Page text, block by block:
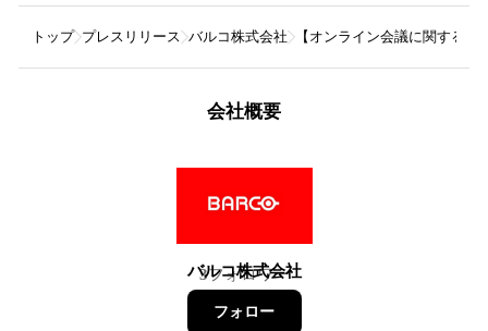
トップ プレスリリース バルコ株式会社 【オンライン会議に関する
会社概要
バルコ株式会社
3フォロワー
フォロー